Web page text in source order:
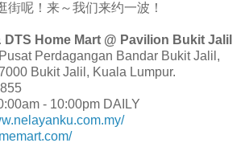
街呢！来～我们来约一波！
DTS Home Mart @ Pavilion Bukit Jalil
Perdagangan Bandar Bukit Jalil,
Bukit Jalil, Kuala Lumpur.
- 10:00pm DAILY